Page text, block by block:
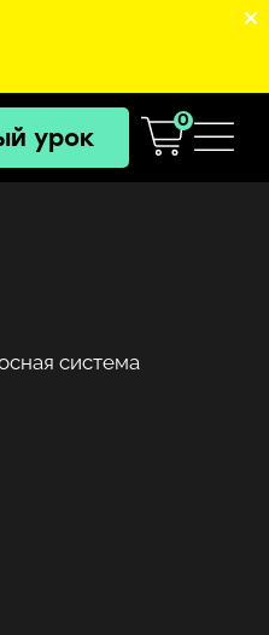
урок
0
система